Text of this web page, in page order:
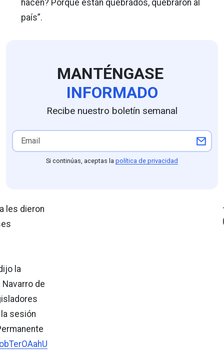
hacen? Porque están quebrados, quebraron al
país”.
MANTÉNGASE
INFORMADO
Recibe nuestro boletín semanal
Si continúas, aceptas la política de privacidad
les dieron
la
de
sesión